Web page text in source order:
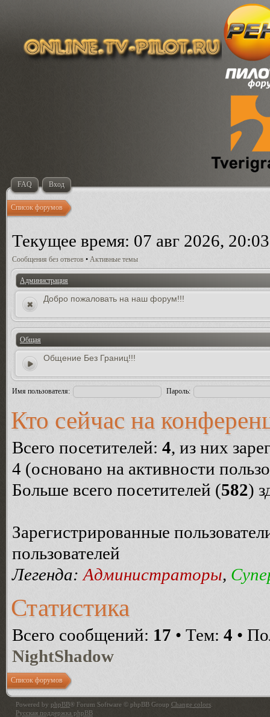
FAQ Вход
Список форумов
Текущее время: 07 авг 2026, 20:03
Сообщения без ответов • Активные темы
Администрация
Добро пожаловать на наш форум!!!
Общая
Общение Без Границ!!!
Имя пользователя: Пароль:
Кто сейчас на
Всего посетителей: 4, из них
4 (основано на активности
Больше всего посетителей (582)
Зарегистрированные
пользователей
Легенда: Администраторы,
Статистика
Всего сообщений: 17 • Тем: 4 •
NightShadow
Список форумов
Powered by phpBB® Forum Software © phpBB Group Change colors
Русская поддержка phpBB